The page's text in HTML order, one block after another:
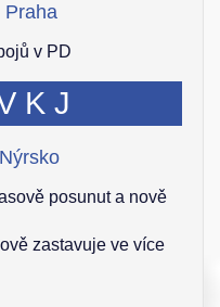
Praha
v PD
posunut a nově
zastavuje ve více